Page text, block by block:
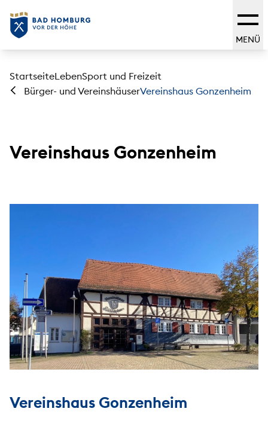
MENÜ
StartseiteLebenSport und Freizeit
Bürger- und VereinshäuserVereinshaus Gonzenheim
Vereinshaus Gonzenheim
Vereinshaus Gonzenheim